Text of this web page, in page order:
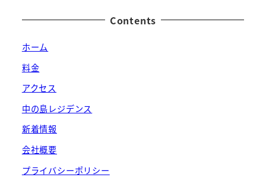
Contents
ホーム
料金
アクセス
中の島レジデンス
新着情報
会社概要
プライバシーポリシー